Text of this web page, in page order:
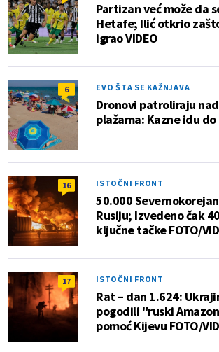
Partizan već može da
Hetafe; Ilić otkrio
igrao VIDEO
6 EVO ŠTA SE KAŽNJAVA
Dronovi patroliraju
plažama: Kazne idu
16 ISTOČNI FRONT
50.000
Rusiju; Izvedeno čak
ključne tačke FOTO/
17 ISTOČNI FRONT
Rat – dan 1.624:
pogodili "ruski
pomoć Kijevu FOTO/